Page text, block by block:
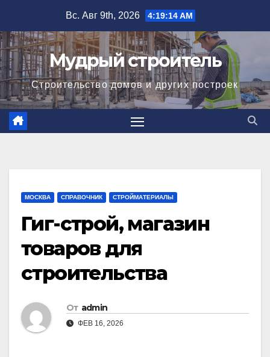
содержимому
Вс. Авг 9th, 2026 4:19:14 AM
Мудрый строитель
Строительство домов и других построек
МОСКВА СПРАВОЧНИК СТРОЙМАТЕРИАЛЫ
Гиг-строй, магазин
товаров для
строительства
От admin
ФЕВ 16, 2026